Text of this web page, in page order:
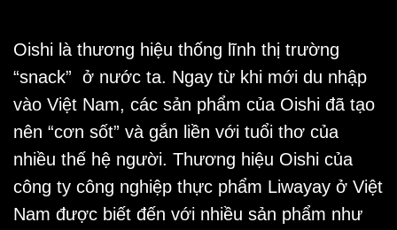
Oishi là thương hiệu thống lĩnh thị trường
“snack” ở nước ta. Ngay từ khi mới du nhập
vào Việt Nam, các sản phẩm của Oishi đã tạo
nên “cơn sốt” và gắn liền với tuổi thơ của
nhiều thế hệ người. Thương hiệu Oishi của
công ty công nghiệp thực phẩm Liwayay ở Việt
Nam được biết đến với nhiều sản phẩm như